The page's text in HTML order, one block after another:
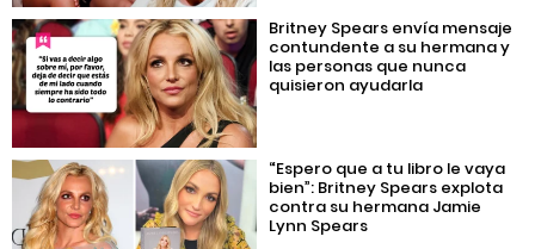
Britney Spears envía mensaje
contundente a su hermana y
las personas que nunca
quisieron ayudarla
“Espero que a tu libro le vaya
bien”: Britney Spears explota
contra su hermana Jamie
Lynn Spears